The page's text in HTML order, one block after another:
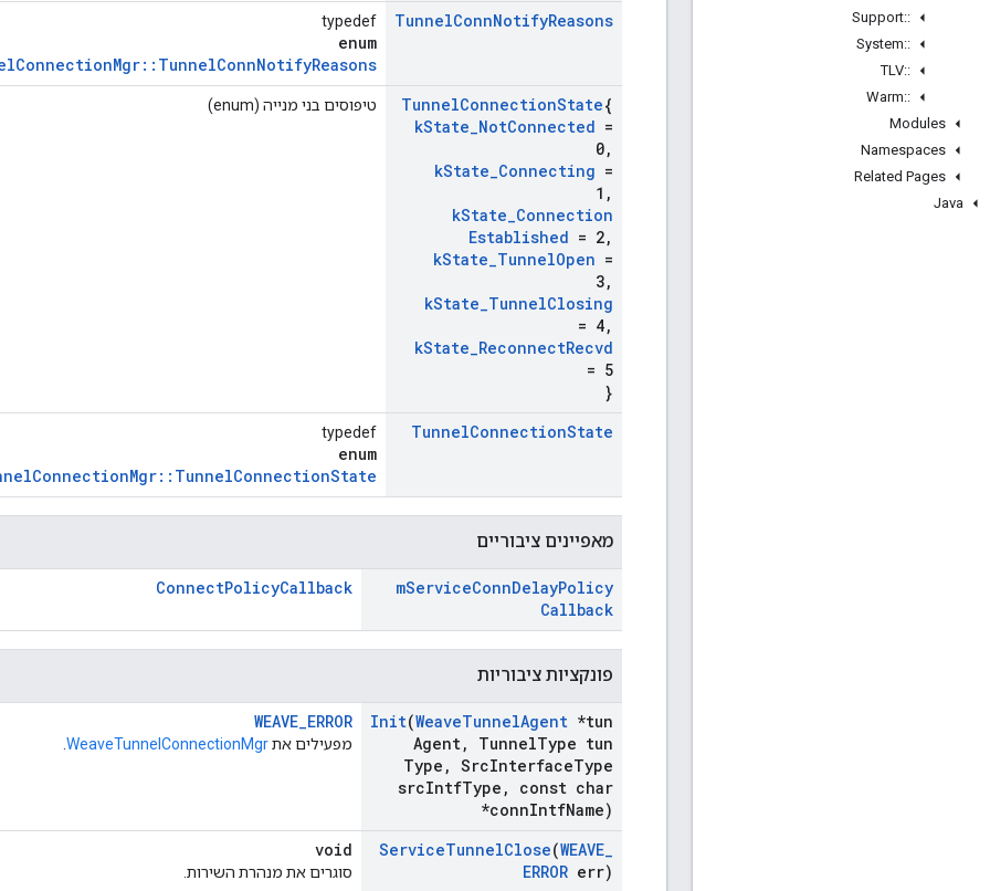
::
Support
::
System
::
TLV
::
Warm
Modules
Namespaces
Related Pages
Java
TunnelConnNotifyReasons
typedef
enum
TunnelConnectionState{
kState_NotConnected =
0,
kState_Connecting =
1 ,
kState_Connection
Established = 2,
kState_TunnelOpen =
3,
kState_TunnelClosing
= 4,
kState_ReconnectRecvd
= 5
}
טיפוסים בני מנייה (enum)
TunnelConnectionState
typedef
enum
מאפיינים ציבוריים
mServiceConnDelayPolicy
Callback
ConnectPolicyCallback
פונקציות ציבוריות
Init(WeaveTunnelAgent *tun
Agent, TunnelType tun
Type , SrcInterfaceType
srcIntfType ,
const char
*connIntfName)
WEAVE_ERROR
מפעילים אתWeaveTunnelConnectionMgr
ServiceTunnelClose(WEAVE_
ERROR err)
void
סוגרים את מנהרת השירות.